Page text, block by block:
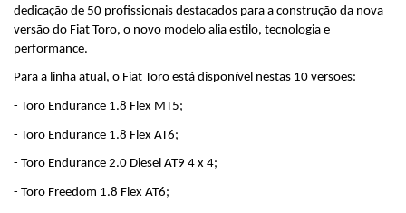
dedicação de 50 profissionais destacados para a construção da nova
versão do Fiat Toro, o novo modelo alia estilo, tecnologia e
performance.
Para a linha atual, o Fiat Toro está disponível nestas 10 versões:
- Toro Endurance 1.8 Flex MT5;
- Toro Endurance 1.8 Flex AT6;
- Toro Endurance 2.0 Diesel AT9 4 x 4;
- Toro Freedom 1.8 Flex AT6;